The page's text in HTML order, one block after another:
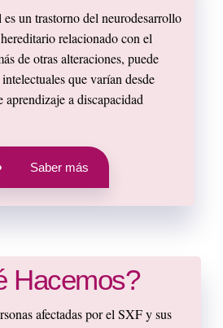
un trastorno del neurodesarrollo
relacionado con el
de otras alteraciones, puede
que varían desde
aprendizaje a discapacidad
Saber más
Hacemos?
afectadas por el SXF y sus